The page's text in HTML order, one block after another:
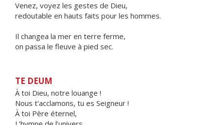
Venez, voyez les gestes de Dieu,
redoutable en hauts faits pour les hommes.
Il changea la mer en terre ferme,
on passa le fleuve à pied sec.
TE DEUM
À toi Dieu, notre louange !
Nous t'acclamons, tu es Seigneur !
À toi Père éternel,